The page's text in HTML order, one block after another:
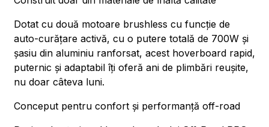
Dotat cu două motoare brushless cu funcție de
auto-curățare activă, cu o putere totală de 700W și
șasiu din aluminiu ranforsat, acest hoverboard rapid,
puternic și adaptabil îți oferă ani de plimbări reușite,
nu doar câteva luni.
Conceput pentru confort și performanță off-road